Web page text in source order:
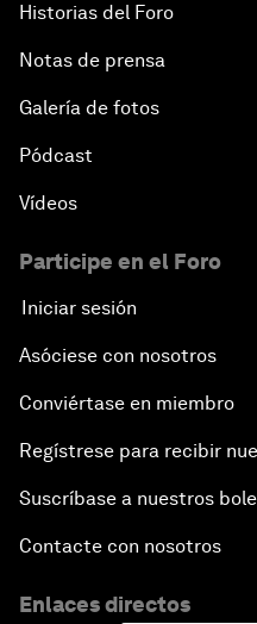
Historias del Foro
Notas de prensa
Galería de fotos
Pódcast
Vídeos
Participe en el Foro
Iniciar sesión
Asóciese con nosotros
Conviértase en miembro
Regístrese para recibir
Suscríbase a nuestros
Contacte con nosotros
Enlaces directos